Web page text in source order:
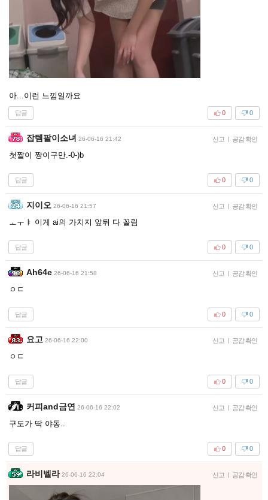
아...이런 느낌일까요
답글 0
0
잡템팔이소녀 26-06-16 21:42 신고 | 공감 확인
첫짤이 짱이구만.-0-)b
답글 0
0
지이오 26-06-16 21:57 신고 | 공감 확인
ㅗㅜㅑ 이게 ai의 가치지 앞뒤 다 꼴림
답글 0
0
Ah64e 26-06-16 21:58 신고 | 공감 확인
ㅇㄷ
답글 0
0
요고 26-06-16 22:00 신고 | 공감 확인
ㅇㄷ
답글 0
0
커피and금연 26-06-16 22:02 신고 | 공감 확인
구도가 딱 야동..
답글 0
0
라비벨라 26-06-16 22:04 신고 | 공감 확인